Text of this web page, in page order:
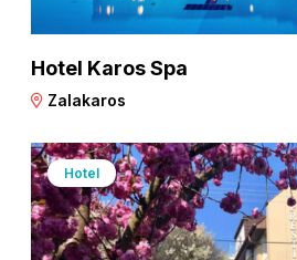
Hotel Karos Spa
Zalakaros
Hotel